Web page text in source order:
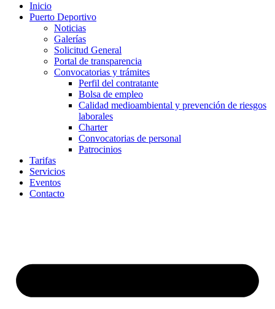
Inicio
Puerto Deportivo
Noticias
Galerías
Solicitud General
Portal de transparencia
Convocatorias y trámites
Perfil del contratante
Bolsa de empleo
Calidad medioambiental y prevención de riesgos
laborales
Charter
Convocatorias de personal
Patrocinios
Tarifas
Servicios
Eventos
Contacto